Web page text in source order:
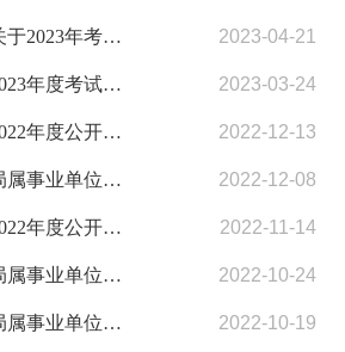
北京市应急管理局关于2023年考试录用公务员拟录用人员公示公告 2023-04-21
北京市应急管理局2023年度考试录用公务员面试公告 2023-03-24
北京市应急管理局2022年度公开遴选公务员对象公示 2022-12-13
北京市应急管理局局属事业单位2022年秋季面向社会公开招聘工作人员拟聘用人员公示 2022-12-08
北京市应急管理局2022年度公开遴选公务员面试公告 2022-11-14
北京市应急管理局局属事业单位2022年秋季面向社会公开招聘工作人员综合成绩公告 2022-10-24
北京市应急管理局局属事业单位2022年秋季面向社会公开招聘工作人员笔试成绩及面试公告 2022-10-19